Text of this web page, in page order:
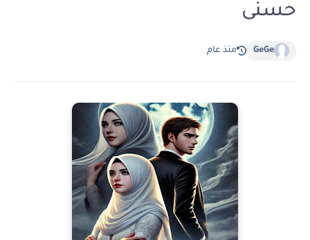
حسنى
GeGe منذ عام